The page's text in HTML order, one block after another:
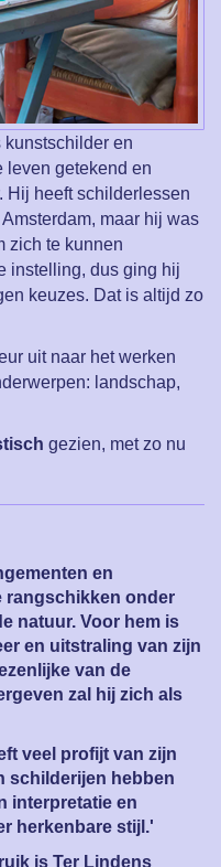
kunstschilder en
leven getekend en
Hij heeft schilderlessen
maar hij was
zich te kunnen
instelling, dus ging hij
keuzes. Dat is altijd zo
uit naar het werken
landschap,
gezien, met zo nu
en
rangschikken onder
natuur. Voor hem is
en uitstraling van zijn
van de
zal hij zich als
veel profijt van zijn
schilderijen hebben
interpretatie en
herkenbare stijl.'
is Ter Lindens